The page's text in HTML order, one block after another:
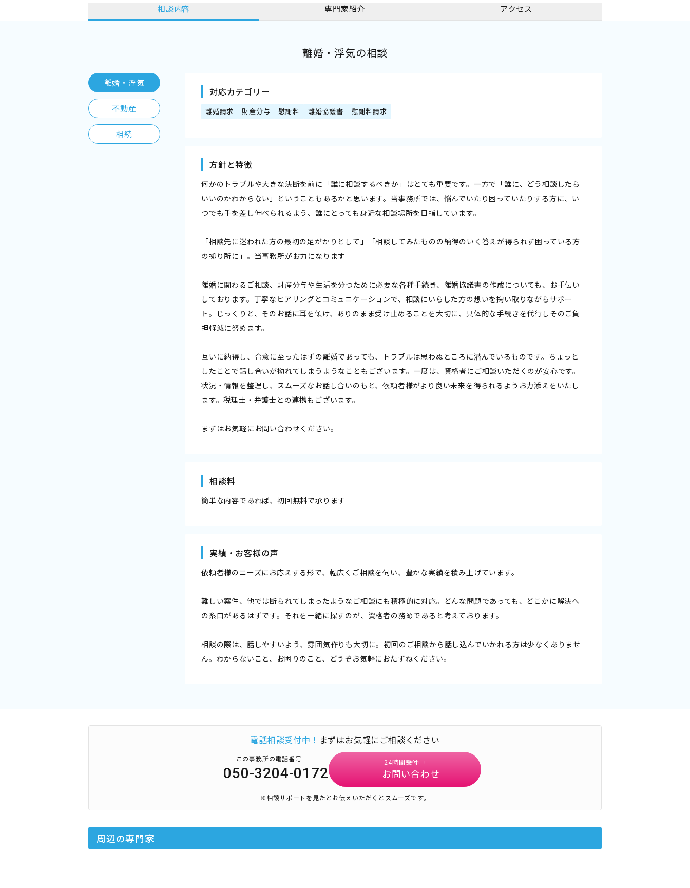
相談内容 専門家紹介 アクセス
離婚・浮気の相談
離婚・浮気
不動産
相続
対応カテゴリー
離婚請求 財産分与 慰謝料 離婚協議書 慰謝料請求
方針と特徴
何かのトラブルや大きな決断を前に「誰に相談するべきか」はとても重要です。一方で「誰に、どう相談したら
いいのかわからない」ということもあるかと思います。当事務所では、悩んでいたり困っていたりする方に、い
つでも手を差し伸べられるよう、誰にとっても身近な相談場所を目指しています。
「相談先に迷われた方の最初の足がかりとして」「相談してみたものの納得のいく答えが得られず困っている方
の拠り所に」。当事務所がお力になります
離婚に関わるご相談、財産分与や生活を分つために必要な各種手続き、離婚協議書の作成についても、お手伝い
しております。丁寧なヒアリングとコミュニケーションで、相談にいらした方の想いを掬い取りながらサポー
ト。じっくりと、そのお話に耳を傾け、ありのまま受け止めることを大切に、具体的な手続きを代行しそのご負
担軽減に努めます。
互いに納得し、合意に至ったはずの離婚であっても、トラブルは思わぬところに潜んでいるものです。ちょっと
したことで話し合いが拗れてしまうようなこともございます。一度は、資格者にご相談いただくのが安心です。
状況・情報を整理し、スムーズなお話し合いのもと、依頼者様がより良い未来を得られるようお力添えをいたし
ます。税理士・弁護士との連携もございます。
まずはお気軽にお問い合わせください。
相談料
簡単な内容であれば、初回無料で承ります
実績・お客様の声
依頼者様のニーズにお応えする形で、幅広くご相談を伺い、豊かな実績を積み上げています。
難しい案件、他では断られてしまったようなご相談にも積極的に対応。どんな問題であっても、どこかに解決へ
の糸口があるはずです。それを一緒に探すのが、資格者の務めであると考えております。
相談の際は、話しやすいよう、雰囲気作りも大切に。初回のご相談から話し込んでいかれる方は少なくありませ
ん。わからないこと、お困りのこと、どうぞお気軽におたずねください。
電話相談受付中！ まずはお気軽にご相談ください
この事務所の電話番号
050-3204-0172
24時間受付中
お問い合わせ
※相談サポートを見たとお伝えいただくとスムーズです。
周辺の専門家